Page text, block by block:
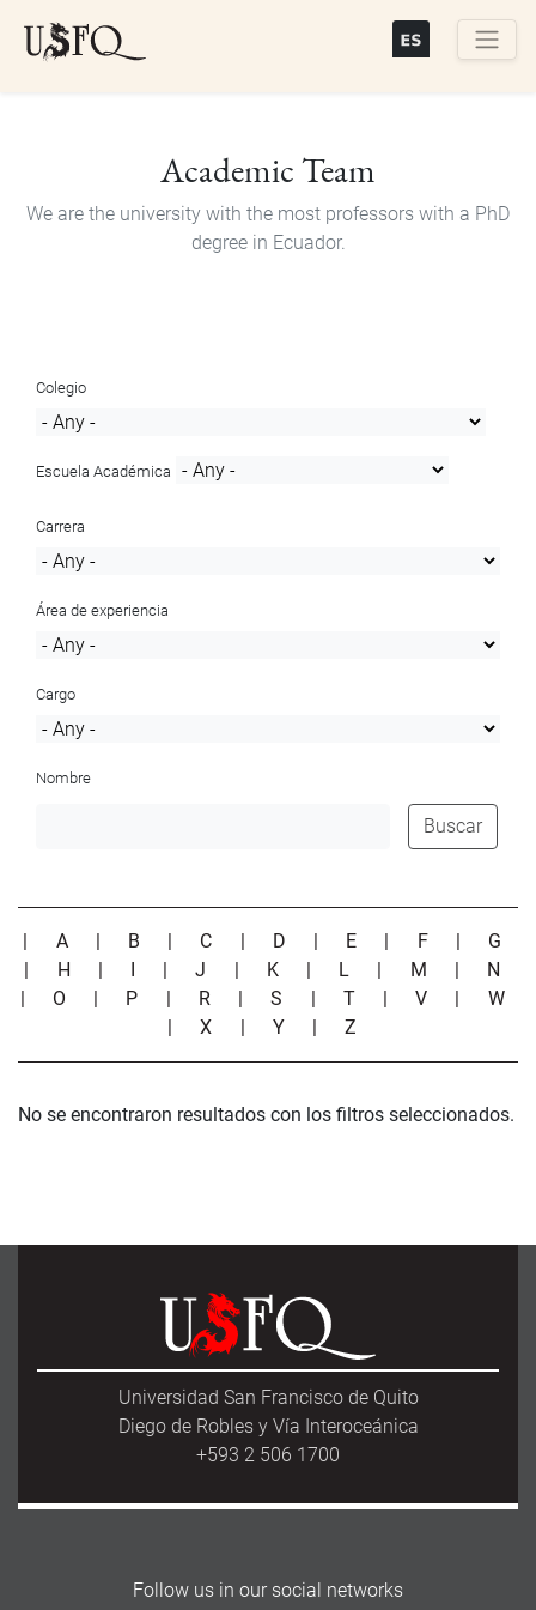
Academic Team
We are the university with the most professors with a PhD
degree in Ecuador.
Colegio
Escuela Académica
Carrera
Área de experiencia
Cargo
Nombre
Buscar
| A | B | C | D | E | F | G
| H | I |J | K | L | M | N
| O | P | R |S | T |V | W
|X | Y |Z
No se encontraron resultados con los filtros seleccionados.
Universidad San Francisco de Quito
Diego de Robles y Vía Interoceánica
+593 2 506 1700
Follow us in our social networks